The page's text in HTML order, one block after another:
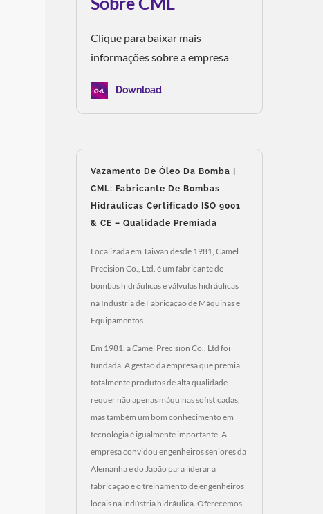
Clique para baixar mais
informações sobre a empresa
Download
Vazamento De Óleo Da Bomba |
CML: Fabricante De Bombas
Hidráulicas Certificado ISO 9001
& CE – Qualidade Premiada
Localizada em Taiwan desde 1981, Camel
Precision Co., Ltd. é um fabricante de
bombas hidráulicas e válvulas hidráulicas
na Indústria de Fabricação de Máquinas e
Equipamentos.
Em 1981, a Camel Precision Co., Ltd foi
fundada. A gestão da empresa que premia
totalmente produtos de alta qualidade
requer não apenas máquinas sofisticadas,
mas também um bom conhecimento em
tecnologia é igualmente importante. A
empresa convidou engenheiros seniores da
Alemanha e do Japão para liderar a
fabricação e o treinamento de engenheiros
locais na indústria hidráulica. Oferecemos